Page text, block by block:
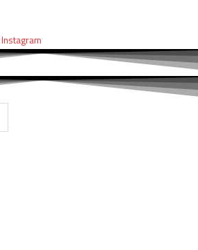
Instagram